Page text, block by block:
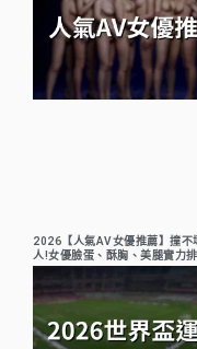
2026【人氣AV女優推薦】撞不
人!女優臉蛋、酥胸、美腿實力